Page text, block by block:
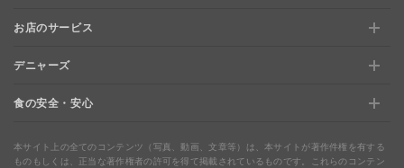
特典と交換できる！「デニーズポイント」
ステージアップでさらにお得！「ぷに」
最新情報をチェック
おすすめ情報
【店舗限定】ドキドキくじ
夏のデニーズめぐり
ウェルネス
お店のサービス
お店のサービス
地域の使える商品券&子育て支援サービス
ブルーシーフード
デニャーズ
デニャーズ
わくわくファイル
食の安全・安心
食の安全・安心
本サイト上の全てのコンテンツ（写真、動画、文章等）は、本サイトが著作件権を有する
ものもしくは、正当な著作権者の許可を得て掲載されているものです。これらのコンテン